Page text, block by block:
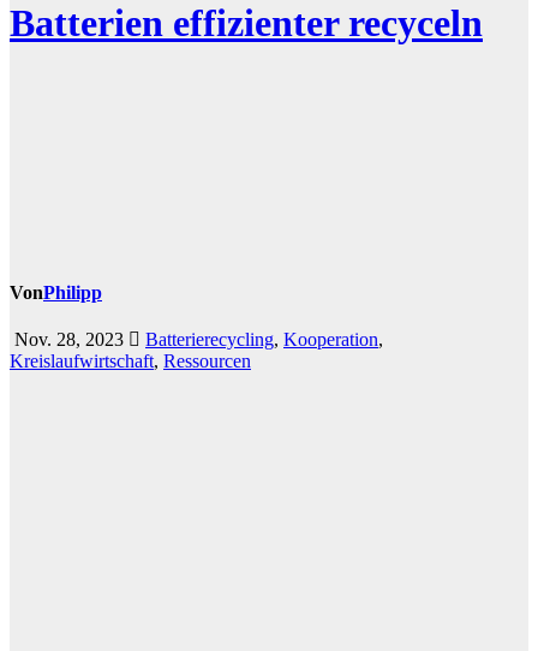
Batterien effizienter recyceln
VonPhilipp
Nov. 28, 2023 Batterierecycling, Kooperation,
Kreislaufwirtschaft, Ressourcen